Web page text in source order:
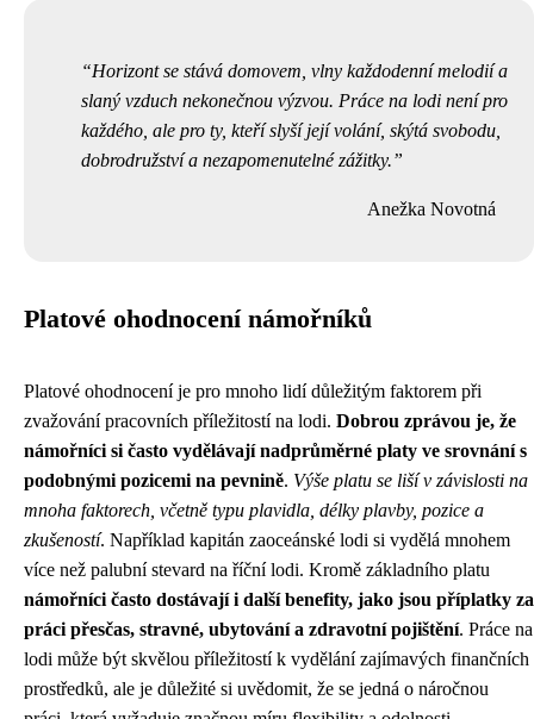
Horizont se stává domovem, vlny každodenní melodií a
slaný vzduch nekonečnou výzvou. Práce na lodi není pro
každého, ale pro ty, kteří slyší její volání, skýtá svobodu,
dobrodružství a nezapomenutelné zážitky.
Anežka Novotná
Platové ohodnocení námořníků
Platové ohodnocení je pro mnoho lidí důležitým faktorem při
zvažování pracovních příležitostí na lodi. Dobrou zprávou je, že
námořníci si často vydělávají nadprůměrné platy ve srovnání s
podobnými pozicemi na pevnině. Výše platu se liší v závislosti na
mnoha faktorech, včetně typu plavidla, délky plavby, pozice a
zkušeností. Například kapitán zaoceánské lodi si vydělá mnohem
více než palubní stevard na říční lodi. Kromě základního platu
námořníci často dostávají i další benefity, jako jsou příplatky za
práci přesčas, stravné, ubytování a zdravotní pojištění. Práce na
lodi může být skvělou příležitostí k vydělání zajímavých finančních
prostředků, ale je důležité si uvědomit, že se jedná o náročnou